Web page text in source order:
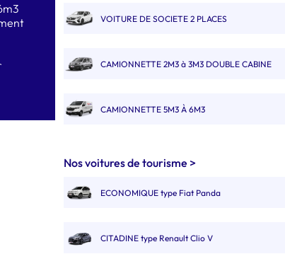
VOITURE DE SOCIETE 2 PLACES
CAMIONNETTE 2M3 à 3M3 DOUBLE CABINE
CAMIONNETTE 5M3 À 6M3
FOURGON 10M3 11M3 12M3 DOUBLE CABINE
GRAND CAMION 20M3
Nos voitures de tourisme >
ECONOMIQUE type Fiat Panda
CITADINE type Renault Clio V